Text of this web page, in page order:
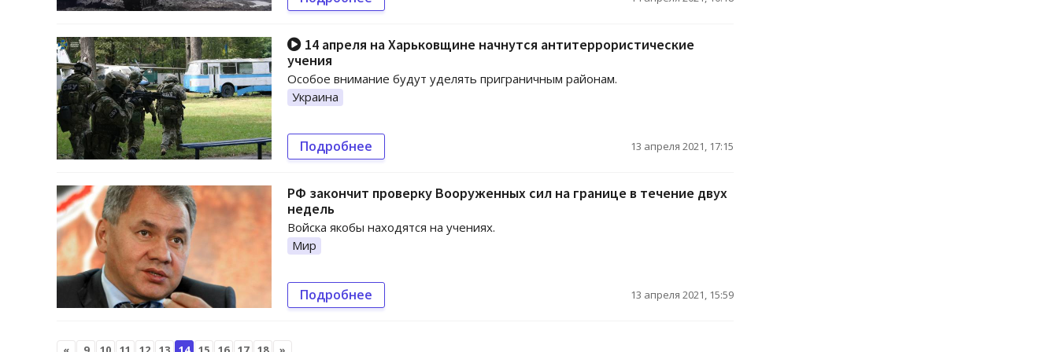
14 апреля на Харьковщине начнутся антитеррористические
учения
Особое внимание будут уделять приграничным районам.
Украина
Подробнее 13 апреля 2021, 17:15
РФ закончит проверку Вооруженных сил на границе в течение двух
недель
Войска якобы находятся на учениях.
Мир
Подробнее 13 апреля 2021, 15:59